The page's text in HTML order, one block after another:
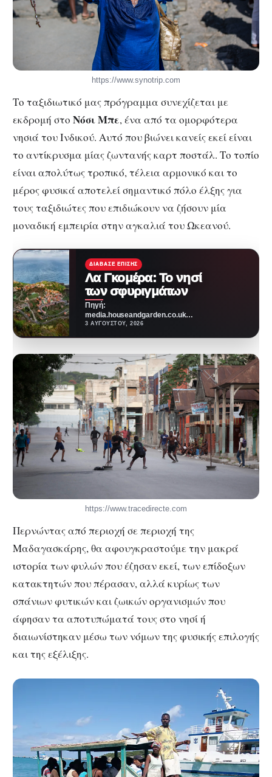
https://www.synotrip.com
Το ταξιδιωτικό μας πρόγραμμα συνεχίζεται με
εκδρομή στο Νόσι Μπε, ένα από τα ομορφότερα
νησιά του Ινδικού. Αυτό που βιώνει κανείς εκεί είναι
το αντίκρυσμα μίας ζωντανής καρτ ποστάλ. Το τοπίο
είναι απολύτως τροπικό, τέλεια αρμονικό και το
μέρος φυσικά αποτελεί σημαντικό πόλο έλξης για
τους ταξιδιώτες που επιδιώκουν να ζήσουν μία
μοναδική εμπειρία στην αγκαλιά του Ωκεανού.
ΔΙΆΒΑΣΕ ΕΠΊΣΗΣ
Λα Γκομέρα: Το νησί
των σφυριγμάτων
Πηγή:
media.houseandgarden.co.ukΜακριά
από τα πολύβουα θέρετρα και τις
Νησιά,…
3 ΑΥΓΟΎΣΤΟΥ, 2026
https://www.tracedirecte.com
Περνώντας από περιοχή σε περιοχή της
Μαδαγασκάρης, θα αφουγκραστούμε την μακρά
ιστορία των φυλών που έζησαν εκεί, των επίδοξων
κατακτητών που πέρασαν, αλλά κυρίως των
σπάνιων φυτικών και ζωικών οργανισμών που
άφησαν τα αποτυπώματά τους στο νησί ή
διαιωνίστηκαν μέσω των νόμων της φυσικής επιλογής
και της εξέλιξης.